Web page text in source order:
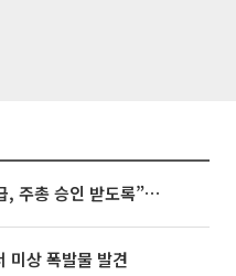
김정관 장관 “반도체 성과급, 주총 승인 받도록”…상법·자본시장법 개정 시사
미상 폭발물 발견